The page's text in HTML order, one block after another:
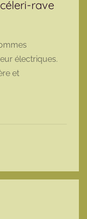
rave
électriques.
et